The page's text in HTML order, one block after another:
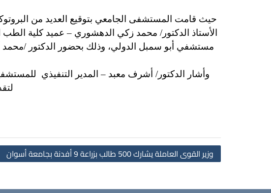
حيث قامت المستشفى الجامعي بتوقيع العديد من
الأستاذ الدكتور/ محمد زكي الدهشوري – عميد كلية
مستشفي أبو سمبل الدولي، وذلك بحضور الدكتور /
وأشار الدكتور/ أشرف معبد – المدير التنفيذي
وزير القوى العاملة يشارك 500 طالب بزراعة 9 أفدنة بجامعة أسوان